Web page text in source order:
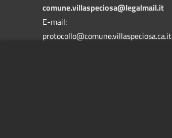
comune.villaspeciosa@legalmail.it
E-mail:
protocollo@comune.villaspeciosa.ca.it